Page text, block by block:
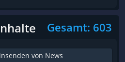
Gesamt: 603
von News